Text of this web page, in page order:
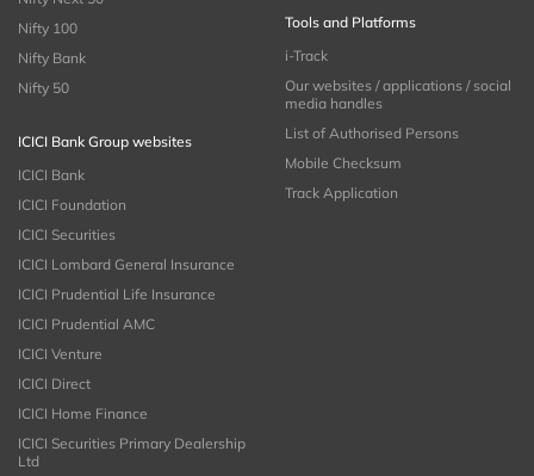
Nifty 100
Nifty Bank
Nifty 50
ICICI Bank Group websites
ICICI Bank
ICICI Foundation
ICICI Securities
ICICI Lombard General Insurance
ICICI Prudential Life Insurance
ICICI Prudential AMC
ICICI Venture
ICICI Direct
ICICI Home Finance
ICICI Securities Primary Dealership
Ltd
Tools and Platforms
i-Track
Our websites / applications / social
media handles
List of Authorised Persons
Mobile Checksum
Track Application